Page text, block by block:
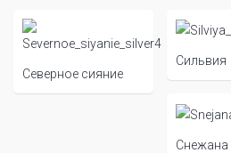
Северное сияние
Сильвия
Снежана